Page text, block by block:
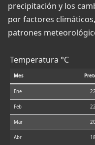
precipitación y los
por factores
patrones
Temperatura °C
Mes
Ene
Feb
Mar
Abr